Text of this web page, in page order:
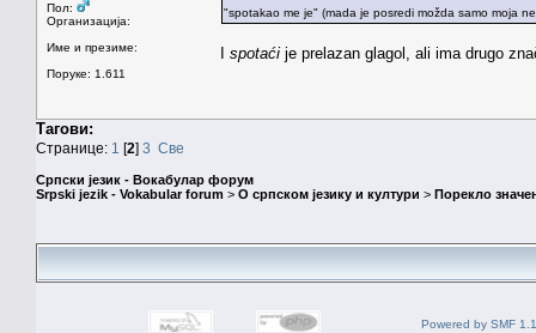
Пол:
Организација:
Име и презиме:
Поруке: 1.611
"spotakao me je" (mada je posredi možda samo moja
I spotaći je prelazan glagol, ali ima drugo
Тагови:
Странице: 1 [2] 3 Све
Српски језик - Вокабулар форум
Srpski jezik - Vokabular forum > О српском језику и култури > Порекло
Powered by SMF